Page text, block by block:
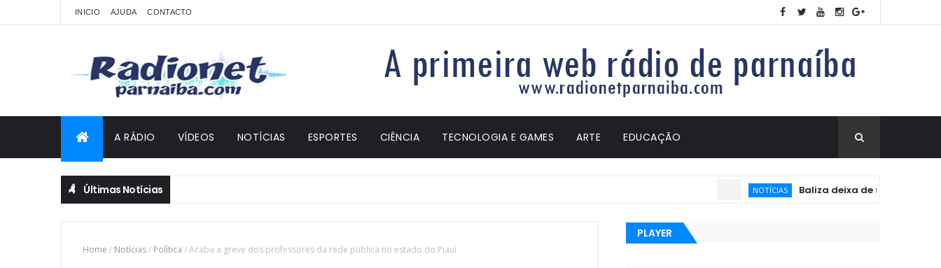
INICIO AJUDA CONTACTO
A RÁDIO VÍDEOS NOTÍCIAS ESPORTES CIÊNCIA TECNOLOGIA E GAMES ARTE EDUCAÇÃO
Últimas Notícias Baliza deixa de ser exigida no
Home / Notícias/ Política /Acaba a greve dos professores da rede publica no estado do Piauí
PLAYER